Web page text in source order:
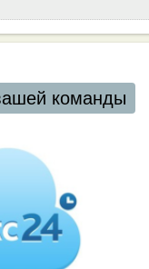
и кафе